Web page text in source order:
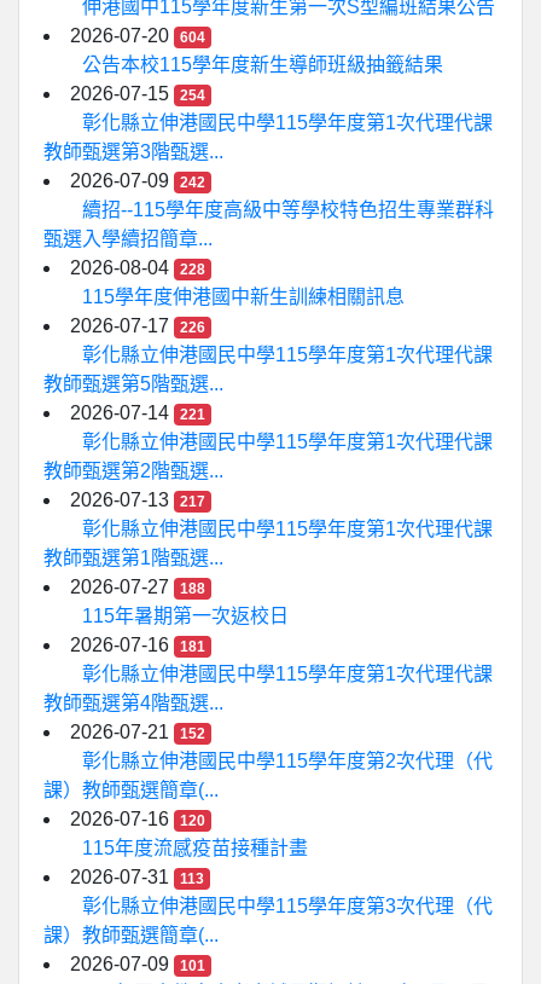
伸港國中115學年度新生第一次S型編班結果公告
2026-07-20
604
公告本校115學年度新生導師班級抽籤結果
2026-07-15
254
彰化縣立伸港國民中學115學年度第1次代理代課
教師甄選第3階甄選...
2026-07-09
242
續招--115學年度高級中等學校特色招生專業群科
甄選入學續招簡章...
2026-08-04
228
115學年度伸港國中新生訓練相關訊息
2026-07-17
226
彰化縣立伸港國民中學115學年度第1次代理代課
教師甄選第5階甄選...
2026-07-14
221
彰化縣立伸港國民中學115學年度第1次代理代課
教師甄選第2階甄選...
2026-07-13
217
彰化縣立伸港國民中學115學年度第1次代理代課
教師甄選第1階甄選...
2026-07-27
188
115年暑期第一次返校日
2026-07-16
181
彰化縣立伸港國民中學115學年度第1次代理代課
教師甄選第4階甄選...
2026-07-21
152
彰化縣立伸港國民中學115學年度第2次代理（代
課）教師甄選簡章(...
2026-07-16
120
115年度流感疫苗接種計畫
2026-07-31
113
彰化縣立伸港國民中學115學年度第3次代理（代
課）教師甄選簡章(...
2026-07-09
101